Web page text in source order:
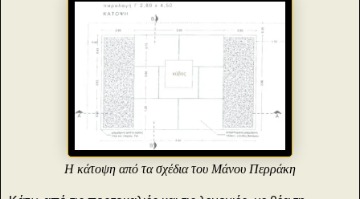
Η κάτοψη από τα σχέδια του Μάνου Περράκη